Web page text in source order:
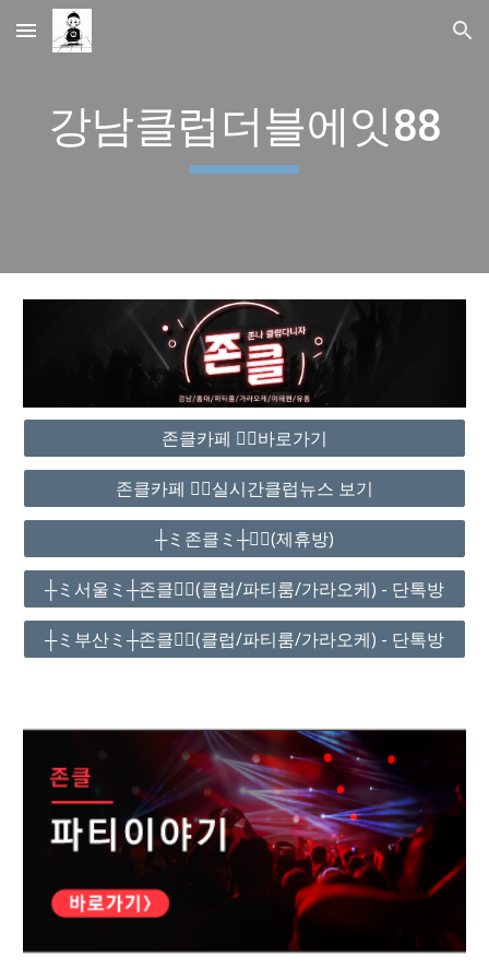
Skip to main content Skip to navigation
강남클럽더블에잇88
존클카페 ❤️‍🔥바로가기
존클카페 ❤️‍🔥실시간클럽뉴스 보기
┼ミ존클ミ┼❤️‍🔥(제휴방)
┼ミ서울ミ┼존클❤️‍🔥(클럽/파티룸/가라오케) - 단톡방
┼ミ부산ミ┼존클❤️‍🔥(클럽/파티룸/가라오케) - 단톡방